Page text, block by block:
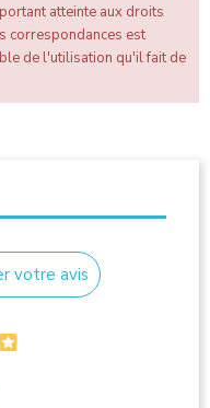
atteinte aux droits
correspondances est
de l'utilisation qu'il fait de
votre avis